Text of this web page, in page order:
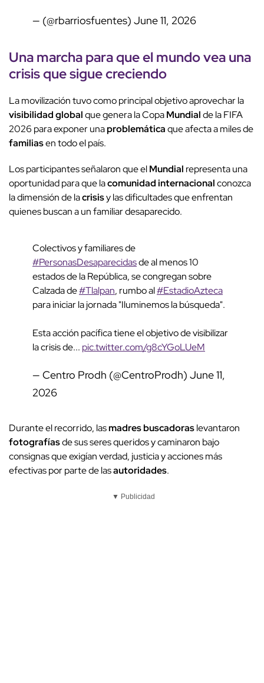
— (@rbarriosfuentes) June 11, 2026
Una marcha para que el mundo vea una
crisisque sigue creciendo
La movilización tuvo como principal objetivo aprovechar la
visibilidad globalque genera la CopaMundialde la FIFA
2026 para exponer unaproblemáticaque afecta a miles de
familiasen todo el país.
Los participantes señalaron que elMundial representa una
oportunidad para que lacomunidad internacionalconozca
la dimensión de lacrisisy las dificultades que enfrentan
quienes buscan a un familiar desaparecido.
Colectivos y familiares de
#PersonasDesaparecidasde al menos 10
estados de la República, se congregan sobre
Calzada de#Tlalpan, rumbo al#EstadioAzteca
para iniciar la jornada "Iluminemos la búsqueda".
Esta acción pacífica tiene el objetivo de visibilizar
la crisis de... pic.twitter.com/g8cYGoLUeM
— Centro Prodh (@CentroProdh) June 11,
2026
Durante el recorrido, lasmadres buscadoraslevantaron
fotografíasde sus seres queridos y caminaron bajo
consignas que exigían verdad, justicia y acciones más
efectivas por parte de lasautoridades.
▼ Publicidad